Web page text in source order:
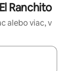
Ranchito
alebo viac, v
prechádzať